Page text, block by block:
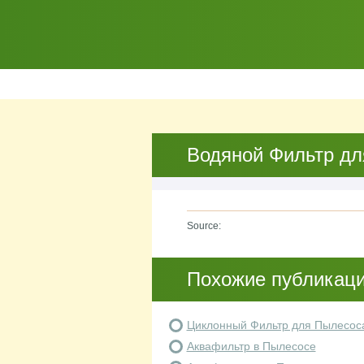
Водяной Фильтр
Source:
Похожие
Циклонный Фильтр для
Аквафильтр в Пылесосе